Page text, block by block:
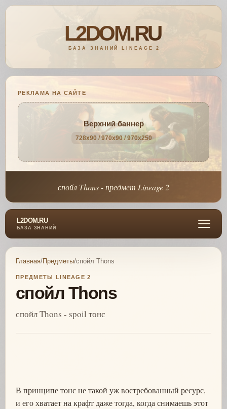
РЕКЛАМА НА САЙТЕ
Верхний баннер
728x90 / 970x90 / 970x250
спойл Thons - предмет Lineage 2
L2DOM.RU
БАЗА ЗНАНИЙ
Главная/Предметы/спойл Thons
ПРЕДМЕТЫ LINEAGE 2
спойл Thons
спойл Thons - spoil тонс
В принципе тонс не такой уж востребованный ресурс,
и его хватает на крафт даже тогда, когда снимаешь этот